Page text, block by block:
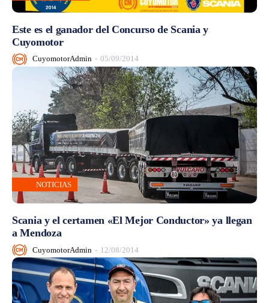
Este es el ganador del Concurso de Scania y
Cuyomotor
CuyomotorAdmin - 05/09/2014
NOTICIAS
Scania y el certamen «El Mejor Conductor» ya llegan
a Mendoza
CuyomotorAdmin - 12/08/2014